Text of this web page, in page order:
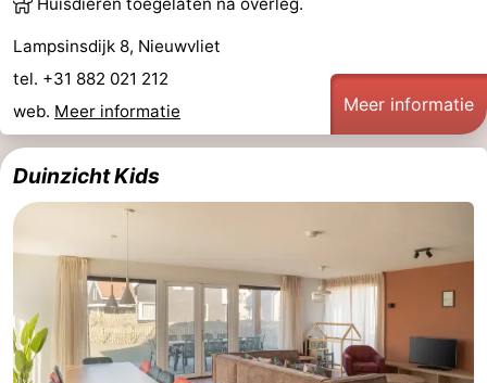
Lampsinsdijk 8, Nieuwvliet
tel. +31 882 021 212
web. Meer informatie Meer informatie
Duinzicht Kids